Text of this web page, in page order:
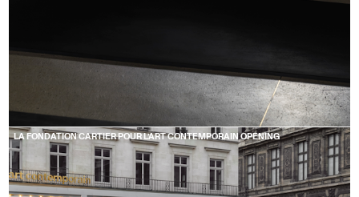
LA FONDATION CARTIER POUR L’ART CONTEMPORAIN OPENING